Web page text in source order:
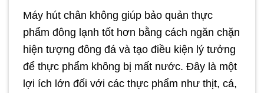
Máy hút chân không giúp bảo quản thực
phẩm đông lạnh tốt hơn bằng cách ngăn chặn
hiện tượng đông đá và tạo điều kiện lý tưởng
để thực phẩm không bị mất nước. Đây là một
lợi ích lớn đối với các thực phẩm như thịt, cá,